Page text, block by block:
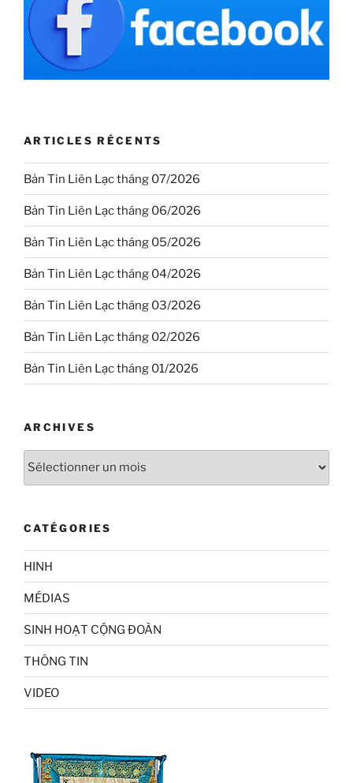
ARTICLES RÉCENTS
Bản Tin Liên Lạc tháng 07/2026
Bản Tin Liên Lạc tháng 06/2026
Bản Tin Liên Lạc tháng 05/2026
Bản Tin Liên Lạc tháng 04/2026
Bản Tin Liên Lạc tháng 03/2026
Bản Tin Liên Lạc tháng 02/2026
Bản Tin Liên Lạc tháng 01/2026
ARCHIVES
Archives
CATÉGORIES
HINH
MÉDIAS
SINH HOẠT CỘNG ĐOÀN
THÔNG TIN
VIDEO